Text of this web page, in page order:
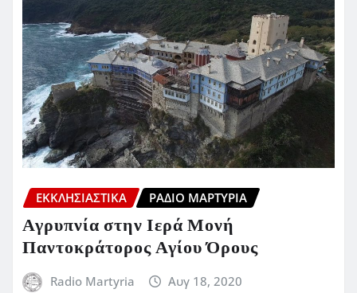
ΕΚΚΛΗΣΙΑΣΤΙΚΆ ΡΆΔΙΟ ΜΑΡΤΥΡΊΑ
Αγρυπνία στην Ιερά Μονή
Παντοκράτορος Αγίου Όρους
Radio Martyria Αυγ 18, 2020